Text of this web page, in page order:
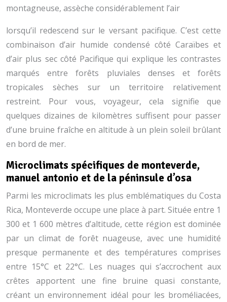
montagneuse, assèche considérablement l’air
lorsqu’il redescend sur le versant pacifique. C’est cette
combinaison d’air humide condensé côté Caraïbes et
d’air plus sec côté Pacifique qui explique les contrastes
marqués entre forêts pluviales denses et forêts
tropicales sèches sur un territoire relativement
restreint. Pour vous, voyageur, cela signifie que
quelques dizaines de kilomètres suffisent pour passer
d’une bruine fraîche en altitude à un plein soleil brûlant
en bord de mer.
Microclimats spécifiques de monteverde,
manuel antonio et de la péninsule d’osa
Parmi les microclimats les plus emblématiques du Costa
Rica, Monteverde occupe une place à part. Située entre 1
300 et 1 600 mètres d’altitude, cette région est dominée
par un climat de forêt nuageuse, avec une humidité
presque permanente et des températures comprises
entre 15°C et 22°C. Les nuages qui s’accrochent aux
crêtes apportent une fine bruine quasi constante,
créant un environnement idéal pour les broméliacées,